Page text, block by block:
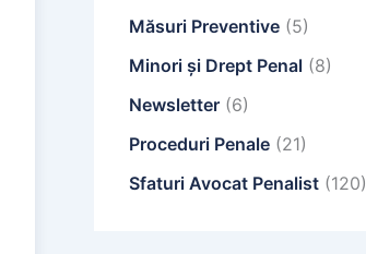
Măsuri Preventive (5)
Minori și Drept Penal (8)
Newsletter (6)
Proceduri Penale (21)
Sfaturi Avocat Penalist (120)